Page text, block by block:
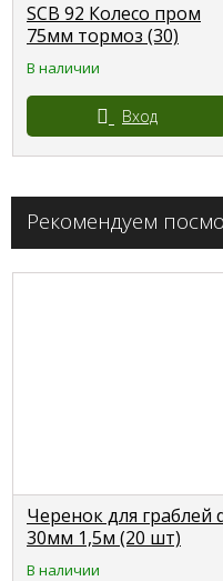
SCB 92 Колесо пром
75мм тормоз (30)
В наличии
Вход
Рекомендуем
Черенок для граблей
30мм 1,5м (20 шт)
В наличии